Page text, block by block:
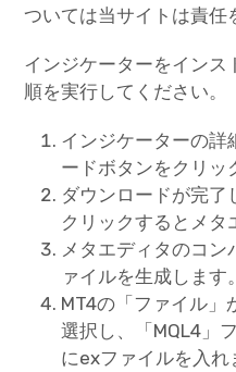
ついては当サイトは責任
インジケーターをイン
順を実行してください。
インジケーターの詳
ードボタンをクリッ
ダウンロードが完了
クリックするとメタ
メタエディタのコ
ァイルを生成します。
MT4の「ファイル」
選択し、「MQL4」
にexファイルを入れ